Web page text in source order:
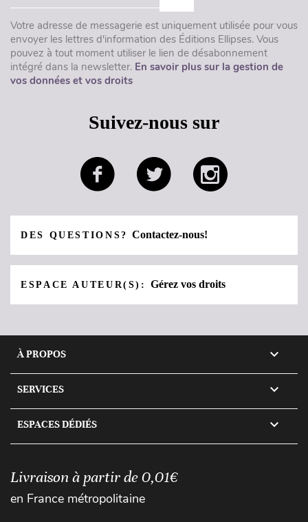
Votre adresse de messagerie est uniquement utilisée pour vous
envoyer les lettres d'information des Éditions Ellipses. Vous
pouvez à tout moment utiliser le lien de désabonnement
intégré dans la newsletter. En savoir plus sur la gestion de
vos données et vos droits
Suivez-nous sur
DES QUESTIONS?Contactez-nous!
ESPACE AUTEUR(S):Gérez vos droits
À PROPOS 
SERVICES 
ESPACES DÉDIÉS 
Livraison à partir de 0,01€
en France métropolitaine